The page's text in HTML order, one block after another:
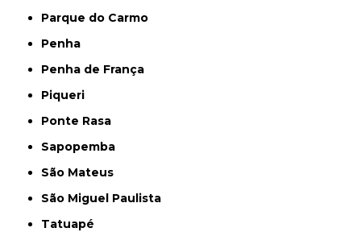
Parque do Carmo
Penha
Penha de França
Piqueri
Ponte Rasa
Sapopemba
São Mateus
São Miguel Paulista
Tatuapé